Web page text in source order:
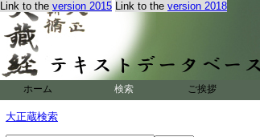
Link to the version 2015 Link to the version 2018
ホーム 検索 ご挨拶
大正蔵検索